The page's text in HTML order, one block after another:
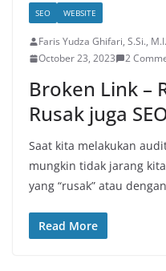
SEO WEBSITE
Faris Yudza Ghifari, S.Si.,
October 23, 2023
2
Broken Link –
Rusak juga
Saat kita melakukan
mungkin tidak jarang
yang “rusak” atau
Read More